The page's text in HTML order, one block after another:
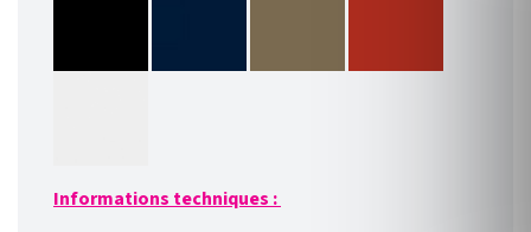
Informations techniques :